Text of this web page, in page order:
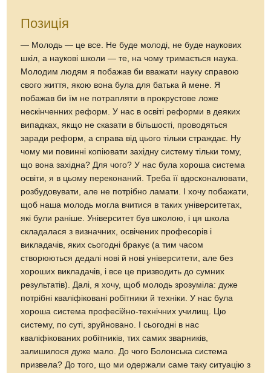
Позиція
— Молодь — це все. Не буде молоді, не буде наукових
шкіл, а наукові школи — те, на чому тримається наука.
Молодим людям я побажав би вважати науку справою
свого життя, якою вона була для батька й мене. Я
побажав би їм не потрапляти в прокрустове ложе
нескінченних реформ. У нас в освіті реформи в деяких
випадках, якщо не сказати в більшості, проводяться
заради реформ, а справа від цього тільки страждає. Ну
чому ми повинні копіювати західну систему тільки тому,
що вона західна? Для чого? У нас була хороша система
освіти, я в цьому переконаний. Треба її вдосконалювати,
розбудовувати, але не потрібно ламати. І хочу побажати,
щоб наша молодь могла вчитися в таких університетах,
які були раніше. Університет був школою, і ця школа
складалася з визначних, освічених професорів і
викладачів, яких сьогодні бракує (а тим часом
створюються дедалі нові й нові університети, але без
хороших викладачів, і все це призводить до сумних
результатів). Далі, я хочу, щоб молодь зрозуміла: дуже
потрібні кваліфіковані робітники й техніки. У нас була
хороша система професійно-технічних училищ. Цю
систему, по суті, зруйновано. І сьогодні в нас
кваліфікованих робітників, тих самих зварників,
залишилося дуже мало. До чого Болонська система
призвела? До того, що ми одержали саме таку ситуацію з